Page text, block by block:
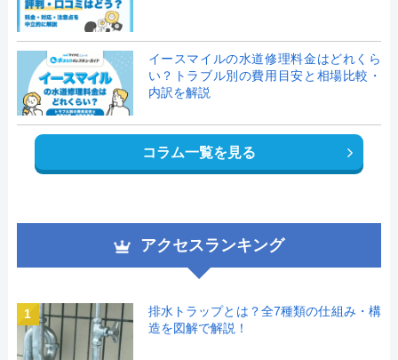
イースマイルの水道修理料金はどれくら
い？トラブル別の費用目安と相場比較・
内訳を解説
コラム一覧を見る
アクセスランキング
1
排水トラップとは？全7種類の仕組み・構
造を図解で解説！